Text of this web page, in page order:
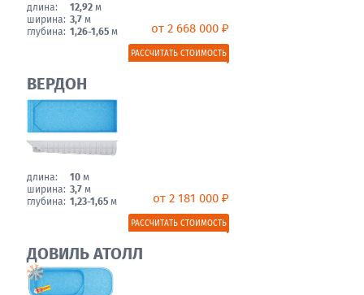
длина: 12,92 м
ширина: 3,7 м
глубина: 1,26-1,65 м от 2 668 000 ₽
РАССЧИТАТЬ СТОИМОСТЬ
ВЕРДОН
длина: 10 м
ширина: 3,7 м
глубина: 1,23-1,65 м от 2 181 000 ₽
РАССЧИТАТЬ СТОИМОСТЬ
ДОВИЛЬ АТОЛЛ